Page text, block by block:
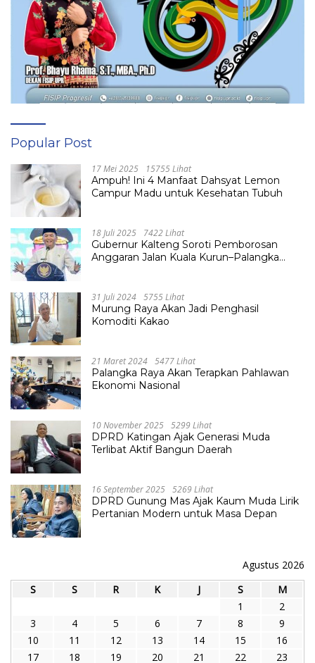
Popular Post
17 Mei 2025 15755 Lihat
Ampuh! Ini 4 Manfaat Dahsyat Lemon
Campur Madu untuk Kesehatan Tubuh
18 Juli 2025 7422 Lihat
Gubernur Kalteng Soroti Pemborosan
Anggaran Jalan Kuala Kurun–Palangka
31 Juli 2024 5755 Lihat
Murung Raya Akan Jadi Penghasil
Komoditi Kakao
21 Maret 2024 5477 Lihat
Palangka Raya Akan Terapkan Pahlawan
Ekonomi Nasional
10 November 2025 5299 Lihat
DPRD Katingan Ajak Generasi Muda
Terlibat Aktif Bangun Daerah
16 September 2025 5269 Lihat
DPRD Gunung Mas Ajak Kaum Muda Lirik
Pertanian Modern untuk Masa Depan
Agustus 2026
S
S R K J S
M
1
2
3
4 5 6 7 8
9
10
11 12 13 14 15
16
17
18 19 20 21 22 23